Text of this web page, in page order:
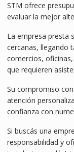
STM ofrece
evaluar la mejor
La empresa presta
cercanas, llegando
comercios,
que requieren
Su compromiso
atención
confianza con
Si buscás una
responsabilidad y